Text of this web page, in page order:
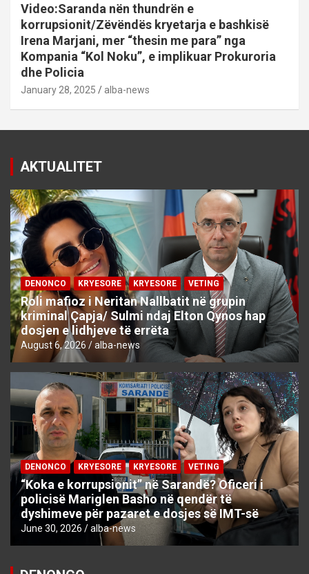
Video:Saranda nën thundrën e
korrupsionit/Zëvëndës kryetarja e bashkisë
Irena Marjani, mer “thesin me para” nga
Kompania “Kol Noku”, e implikuar Prokuroria
dhe Policia
January 28, 2025 alba-news
AKTUALITET
DENONCO KRYESORE KRYESORE VETING
Roli mafioz i Neritan Nallbatit në grupin
kriminal Çapja/ Sulmi ndaj Elton Qynos hap
dosjen e lidhjeve të errëta
August 6, 2026 alba-news
DENONCO KRYESORE KRYESORE VETING
“Koka e korrupsionit” në Sarandë? Oficeri i
policisë Mariglen Basho në qendër të
dyshimeve për pazaret e dosjes së IMT-së
June 30, 2026 alba-news